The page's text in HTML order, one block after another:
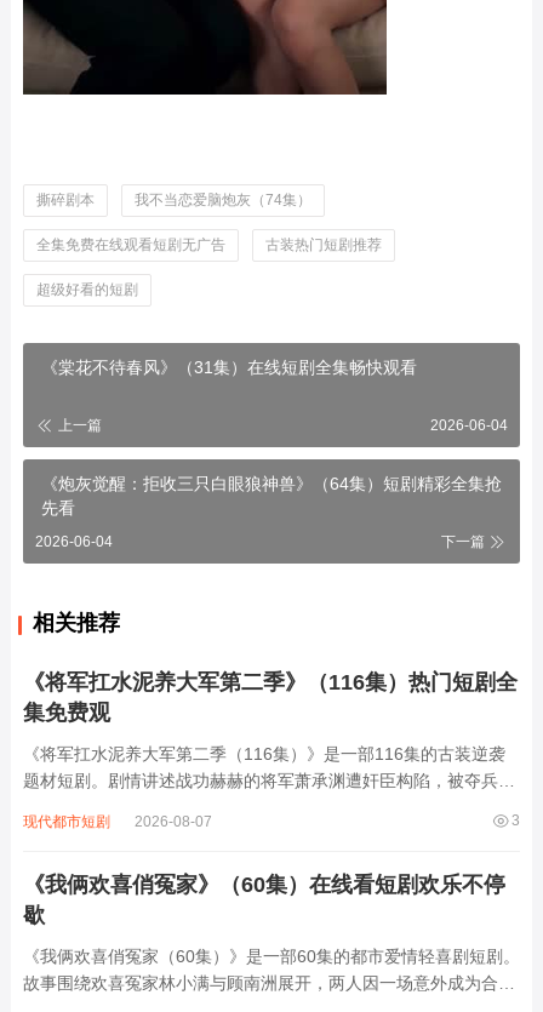
撕碎剧本 我不当恋爱脑炮灰（74集）
全集免费在线观看短剧无广告 古装热门短剧推荐
超级好看的短剧
《棠花不待春风》（31集）在线短剧全集畅快观看
上一篇 2026-06-04
《炮灰觉醒：拒收三只白眼狼神兽》（64集）短剧精彩全集抢
先看
2026-06-04 下一篇
相关推荐
《将军扛水泥养大军第二季》（116集）热门短剧全
集免费观
《将军扛水泥养大军第二季（116集）》是一部116集的古装逆袭
题材短剧。剧情讲述战功赫赫的将军萧承渊遭奸臣构陷，被夺兵权
生。面对昔日部下被欺压、敌国细作渗透等危机，萧承渊白天在工
3
现代都市短剧 2026-08-07
《我俩欢喜俏冤家》（60集）在线看短剧欢乐不停
歇
《我俩欢喜俏冤家（60集）》是一部60集的都市爱情轻喜剧短剧。
故事围绕欢喜冤家林小满与顾南洲展开，两人因一场意外成为合租